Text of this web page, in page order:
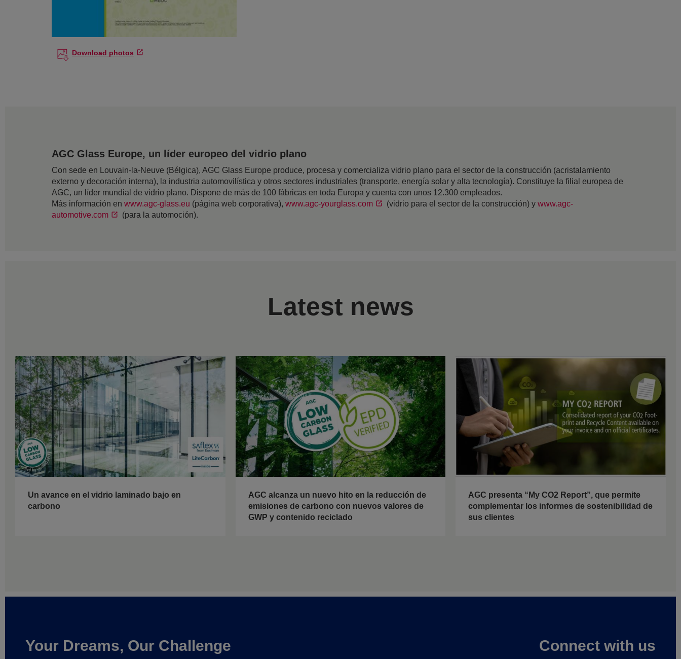
Download photos
AGC Glass Europe, un líder europeo del vidrio plano
Con sede en Louvain-la-Neuve (Bélgica), AGC Glass Europe produce, procesa y comercializa vidrio plano para el sector de la construcción (acristalamiento
externo y decoración interna), la industria automovilística y otros sectores industriales (transporte, energía solar y alta tecnología). Constituye la filial europea de
AGC, un líder mundial de vidrio plano. Dispone de más de 100 fábricas en toda Europa y cuenta con unos 12.300 empleados.
Más información en www.agc-glass.eu (página web corporativa), www.agc-yourglass.com (vidrio para el sector de la construcción) y www.agc-
automotive.com
(para la automoción).
Latest news
Un avance en el vidrio laminado bajo en
carbono
AGC alcanza un nuevo hito en la reducción de
emisiones de carbono con nuevos valores de
GWP y contenido reciclado
AGC presenta “My CO2 Report”, que permite
complementar los informes de sostenibilidad de
sus clientes
Your Dreams, Our Challenge Connect with us